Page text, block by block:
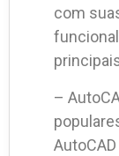
com
–